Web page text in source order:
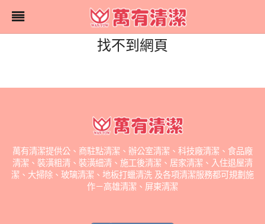
找不到網頁
萬有清潔提供公、商駐點清潔、辦公室清潔、科技廠清潔、食品廠
清潔、裝潢粗清、裝潢細清、施工後清潔、居家清潔、入住退屋清
潔、大掃除、玻璃清潔、地板打蠟清洗 及各項清潔服務都可規劃施
作－高雄清潔、屏東清潔